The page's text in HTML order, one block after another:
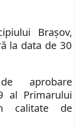
Brașov,
la data de 30
aprobare
al Primarului
calitate de